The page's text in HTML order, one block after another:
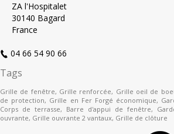
ZA l'Hospitalet
30140 Bagard
France
04 66 54 90 66
Tags
Grille de fenêtre, Grille renforcée, Grille oeil de
de protection, Grille en Fer Forgé économique,
Corps de terrasse, Barre d'appui de fenêtre,
ouvrante, Grille ouvrante 2 vantaux, Grille de clôture